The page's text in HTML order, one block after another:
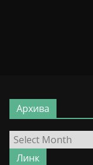
Архива
Архива
Линк